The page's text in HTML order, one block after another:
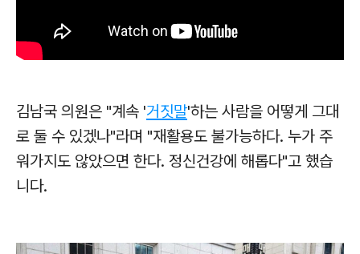
김남국 의원은 "계속 '거짓말'하는 사람을 어떻게 그대
로 둘 수 있겠나"라며 "재활용도 불가능하다. 누가 주
워가지도 않았으면 한다. 정신건강에 해롭다"고 했습
니다.